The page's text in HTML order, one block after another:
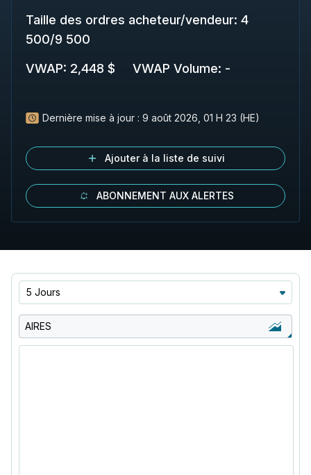
Taille des ordres acheteur/vendeur: 4
500/9 500
VWAP: 2,448 $ VWAP Volume: -
Dernière mise à jour : 9 août 2026, 01 H 23 (HE)
Ajouter à la liste de suivi
ABONNEMENT AUX ALERTES
5 Jours
AIRES